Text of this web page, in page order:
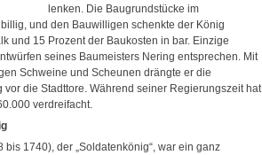
lenken. Die Baugrundstücke im
und den Bauwilligen schenkte der König
und 15 Prozent der Baukosten in bar. Einzige
seines Baumeisters Nering entsprechen. Mit
Schweine und Scheunen drängte er die
vor die Stadttore. Während seiner Regierungszeit hat
verdreifacht.
1740), der „Soldatenkönig“, war ein ganz